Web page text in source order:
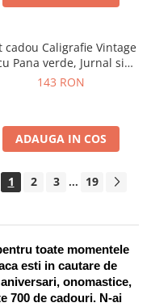
cadou Caligrafie Vintage
Pana verde, Jurnal si
pentru stilou, 9 piese
143 RON
ADAUGA IN COS
1 2 3 ... 19
toate momentele
esti in cautare de
onomastice,
700 de cadouri. N-ai